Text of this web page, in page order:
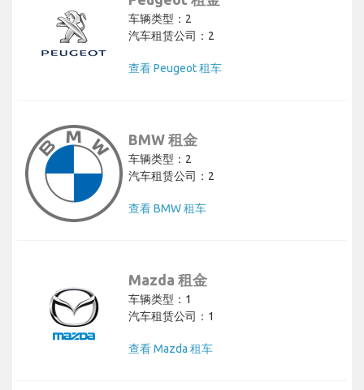
车辆类型：2
汽车租赁公司：2
查看 Peugeot 租车
BMW 租金
车辆类型：2
汽车租赁公司：2
查看 BMW 租车
Mazda 租金
车辆类型：1
汽车租赁公司：1
查看 Mazda 租车